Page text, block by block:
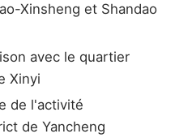
Xinsheng et Shandao
avec le quartier
Xinyi
de l'activité
de Yancheng